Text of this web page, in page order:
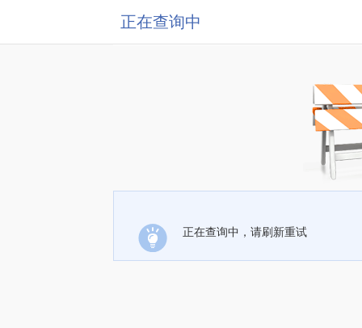
正在查询中
正在查询中，请刷新重试